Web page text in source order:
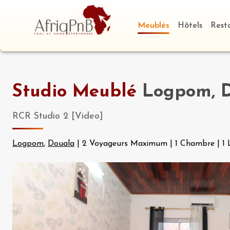
Meublés Hôtels
Studio Meublé Logpom,
RCR Studio 2 [Video]
Logpom, Douala 2 Voyageurs Maximum 1 Chambre 1